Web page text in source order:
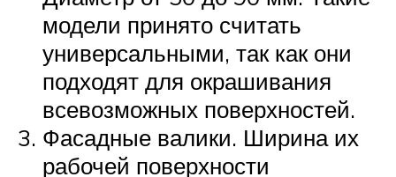
модели принято считать
универсальными, так как они
подходят для окрашивания
всевозможных поверхностей.
Фасадные валики. Ширина их
рабочей поверхности